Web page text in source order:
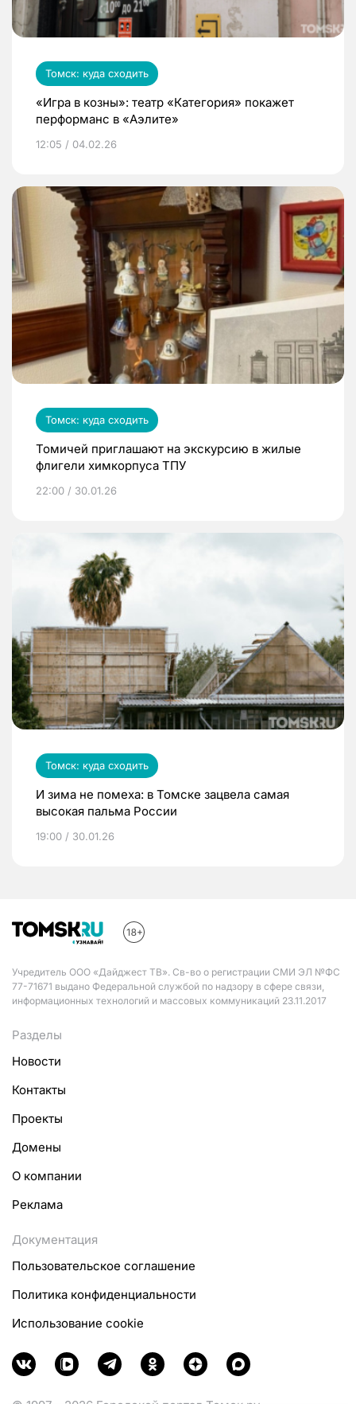
Томск: куда сходить
«Игра в козны»: театр «Категория» покажет
перформанс в «Аэлите»
12:05 / 04.02.26
Томск: куда сходить
Томичей приглашают на экскурсию в жилые
флигели химкорпуса ТПУ
22:00 / 30.01.26
Томск: куда сходить
И зима не помеха: в Томске зацвела самая
высокая пальма России
19:00 / 30.01.26
Учредитель ООО «Дайджест ТВ». Св-во о регистрации СМИ ЭЛ №ФС
77-71671 выдано Федеральной службой по надзору в сфере связи,
информационных технологий и массовых коммуникаций 23.11.2017
Разделы
Новости
Контакты
Проекты
Домены
О компании
Реклама
Документация
Пользовательское соглашение
Политика конфиденциальности
Использование cookie